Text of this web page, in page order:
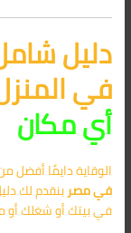
دليل
في
أي مكان
الوقاية دايمًا أفضل
في مصربنقدم لك
في بيتك أو شغلك أو